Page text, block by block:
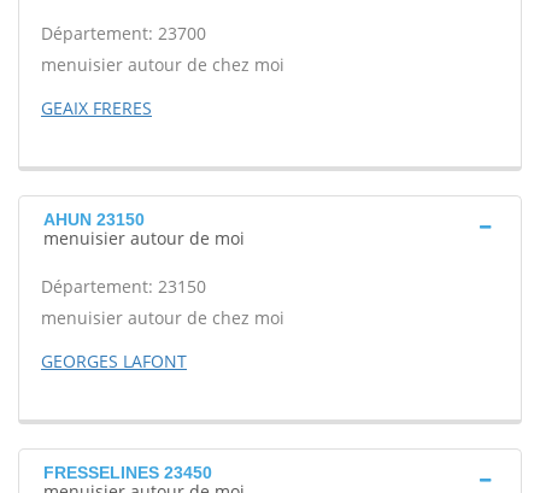
Département: 23700
menuisier autour de chez moi
GEAIX FRERES
AHUN 23150
menuisier autour de moi
Département: 23150
menuisier autour de chez moi
GEORGES LAFONT
FRESSELINES 23450